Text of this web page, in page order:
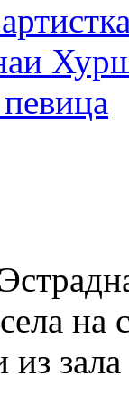
села